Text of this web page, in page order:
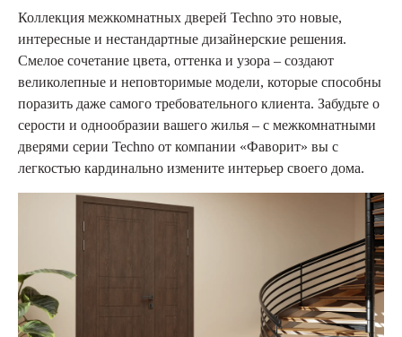
Коллекция межкомнатных дверей Techno это новые,
интересные и нестандартные дизайнерские решения.
Смелое сочетание цвета, оттенка и узора – создают
великолепные и неповторимые модели, которые способны
поразить даже самого требовательного клиента. Забудьте о
серости и однообразии вашего жилья – с межкомнатными
дверями серии Techno от компании «Фаворит» вы с
легкостью кардинально измените интерьер своего дома.